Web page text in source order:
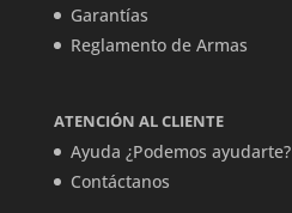
Garantías
Reglamento de Armas
ATENCIÓN AL CLIENTE
Ayuda ¿Podemos ayudarte?
Contáctanos